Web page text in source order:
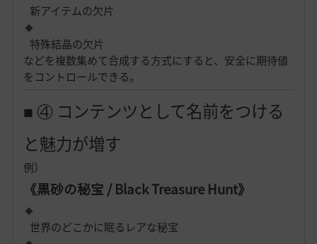
新アイテムの欠片
特殊結晶の欠片
などを複数集めて合成する方式にすると、安全に期待値
をコントロールできる。
■ ④ コンテンツとして名前をつける
と魅力が増す
例）
《黒砂の秘宝 / Black Treasure Hunt》
世界のどこかに眠るレアな秘宝